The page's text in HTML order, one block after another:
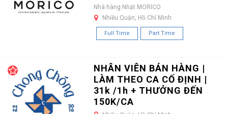
Nhà hàng Nhật MORICO
Nhiều Quận, Hồ Chí Minh
Full Time Part Time
NHÂN VIÊN BÁN HÀNG |
LÀM THEO CA CỐ ĐỊNH |
31k /1h + THƯỞNG ĐẾN
150K/CA